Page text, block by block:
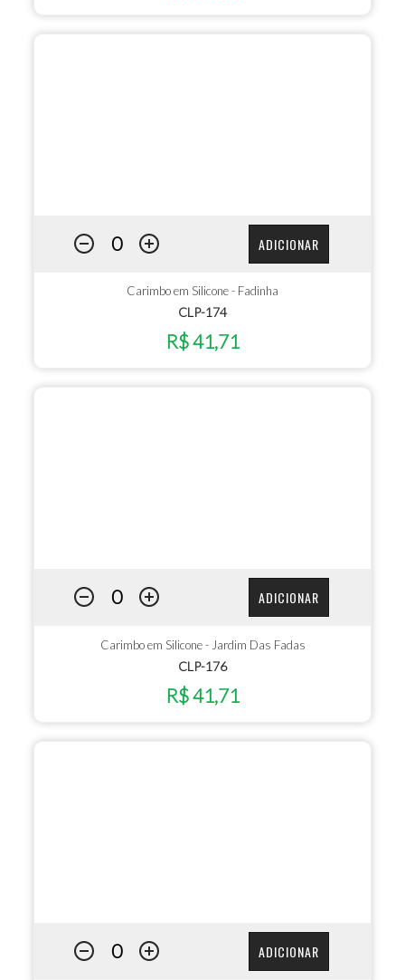
ADICIONAR
Carimbo em Silicone - Fadinha
CLP-174
R$ 41,71
ADICIONAR
Carimbo em Silicone - Jardim Das Fadas
CLP-176
R$ 41,71
ADICIONAR